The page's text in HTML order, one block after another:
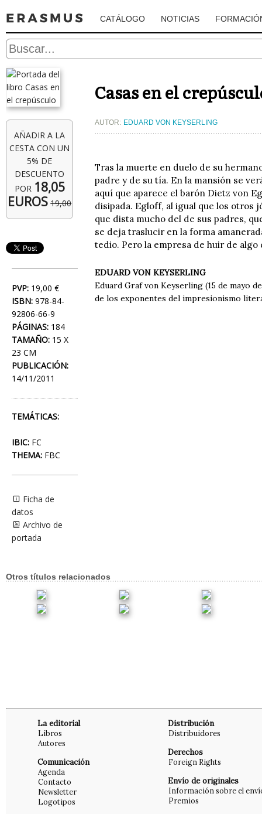
CATÁLOGO NOTICIAS
AÑADIR A LA
CESTA CON UN
5% DE
DESCUENTO
POR 18,05
EUROS 19,00
PVP: 19,00 €
ISBN: 978-84-
92806-66-9
PÁGINAS: 184
TAMAÑO: 15 X
23 CM
PUBLICACIÓN:
14/11/2011
TEMÁTICAS:
IBIC: FC
THEMA: FBC
Ficha de
datos
Archivo de
portada
Casas en el
AUTOR: EDUARD VON KEYSERLING
Tras la muerte en duelo de su
padre y de su tía. En la mansión se
aquí que aparece el barón Dietz von
disipada. Egloff, al igual que los
que dista mucho del de sus padres,
se deja traslucir en la forma
tedio. Pero la empresa de huir de
EDUARD VON KEYSERLING
Eduard Graf von Keyserling (15 de mayo
de los exponentes del impresionismo
Otros títulos relacionados
La editorial
Libros
Autores
Comunicación
Agenda
Contacto
Newsletter
Logotipos
Distribución
Distribuidores
Derechos
Foreign Rights
Envío de originales
Información sobre el
Premios